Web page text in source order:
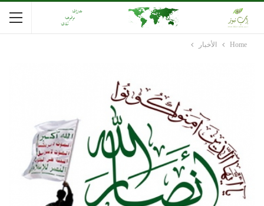
Home الأخبار